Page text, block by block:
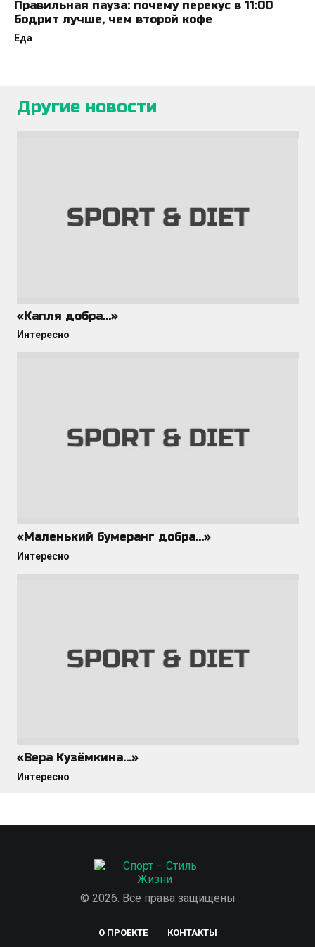
Правильная пауза: почему перекус в 11:00
бодрит лучше, чем второй кофе
Еда
Другие новости
«Капля добра…»
Интересно
«Маленький бумеранг добра…»
Интересно
«Вера Кузёмкина…»
Интересно
© 2026. Все права защищены
О ПРОЕКТЕ КОНТАКТЫ